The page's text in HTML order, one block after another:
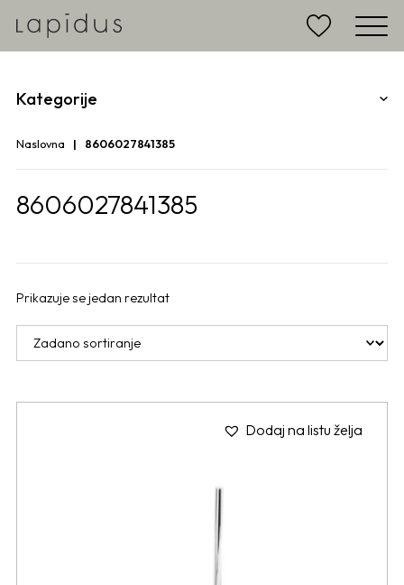
Kategorije
Naslovna 8606027841385
8606027841385
Prikazuje se jedan rezultat
Dodaj na listu želja